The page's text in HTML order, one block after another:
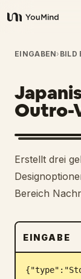
YouMind
Übersicht
Fähigkeiten
Prompts
Download
EINGABEN› BILD
Outro-
Erstellt drei
Bereich
EINGABE